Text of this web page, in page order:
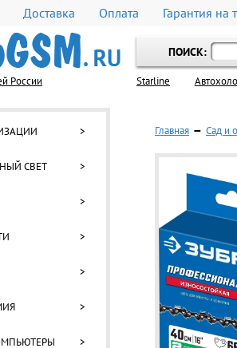
Доставка Оплата Гарантия на
России
ПОИСК:
Starline
>
СВЕТ >
>
>
>
>
>
Главная — Сад и